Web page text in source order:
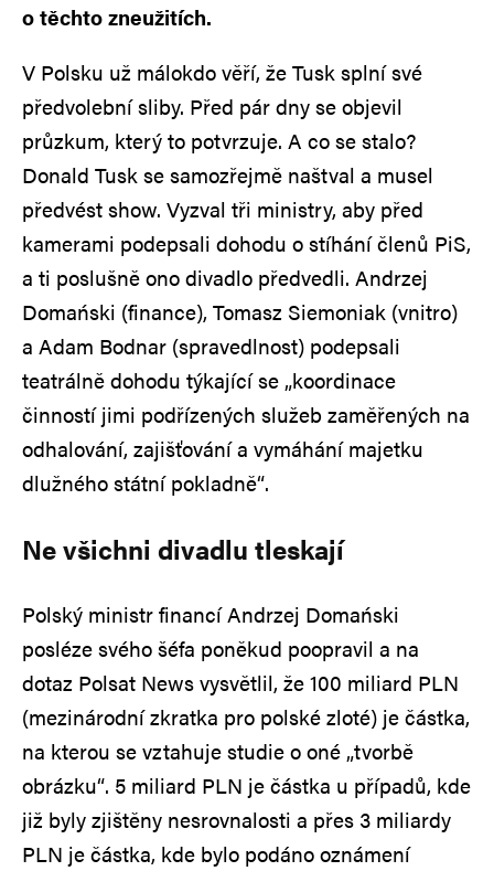
o těchto zneužitích.
V Polsku už málokdo věří, že Tusk splní své
předvolební sliby. Před pár dny se objevil
průzkum, který to potvrzuje. A co se stalo?
Donald Tusk se samozřejmě naštval a musel
předvést show. Vyzval tři ministry, aby před
kamerami podepsali dohodu o stíhání členů PiS,
a ti poslušně ono divadlo předvedli. Andrzej
Domański (finance), Tomasz Siemoniak (vnitro)
a Adam Bodnar (spravedlnost) podepsali
teatrálně dohodu týkající se „koordinace
činností jimi podřízených služeb zaměřených na
odhalování, zajišťování a vymáhání majetku
dlužného státní pokladně“.
Ne všichni divadlu tleskají
Polský ministr financí Andrzej Domański
posléze svého šéfa poněkud poopravil a na
dotaz Polsat News vysvětlil, že 100 miliard PLN
(mezinárodní zkratka pro polské zloté) je částka,
na kterou se vztahuje studie o oné „tvorbě
obrázku“. 5 miliard PLN je částka u případů, kde
již byly zjištěny nesrovnalosti a přes 3 miliardy
PLN je částka, kde bylo podáno oznámení